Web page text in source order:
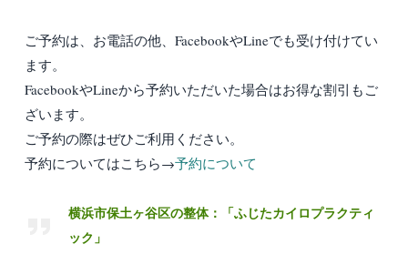
ご予約は、お電話の他、FacebookやLineでも受け付けてい
ます。
FacebookやLineから予約いただいた場合はお得な割引もご
ざいます。
ご予約の際はぜひご利用ください。
予約についてはこちら→予約について
横浜市保土ヶ谷区の整体：「ふじたカイロプラクティ
ック」